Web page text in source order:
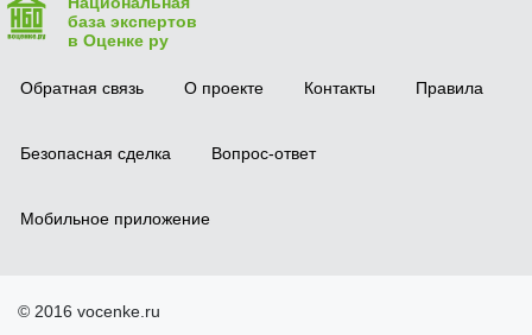
база экспертов
в Оценке ру
Обратная связь О проекте Контакты Правила
Безопасная сделка Вопрос-ответ
Мобильное приложение
© 2016 vocenke.ru